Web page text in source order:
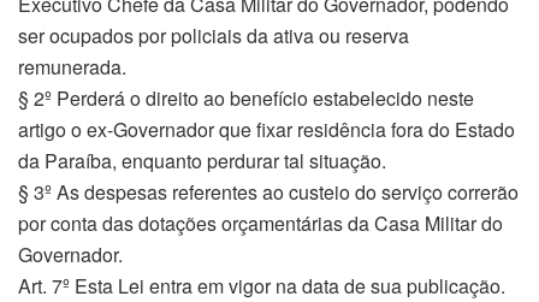
ser ocupados por policiais da ativa ou reserva
remunerada.
§ 2º Perderá o direito ao benefício estabelecido neste
artigo o ex-Governador que fixar residência fora do Estado
da Paraíba, enquanto perdurar tal situação.
§ 3º As despesas referentes ao custeio do serviço correrão
por conta das dotações orçamentárias da Casa Militar do
Governador.
Art. 7º Esta Lei entra em vigor na data de sua publicação.